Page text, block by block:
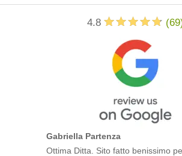
4.8 (69
Gabriella Partenza
Ottima Ditta. Sito fatto benissimo